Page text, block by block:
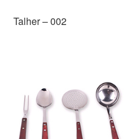
Talher – 002